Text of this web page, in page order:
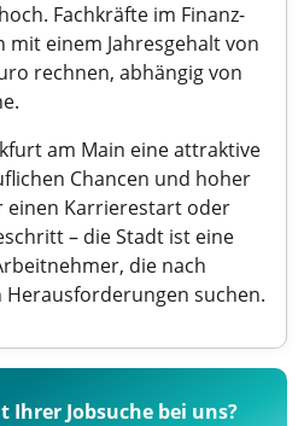
Fachkräfte im Finanz-
mit einem Jahresgehalt von
rechnen, abhängig von
am Main eine attraktive
Chancen und hoher
einen Karrierestart oder
– die Stadt ist eine
die nach
suchen.
Ihrer Jobsuche bei uns?